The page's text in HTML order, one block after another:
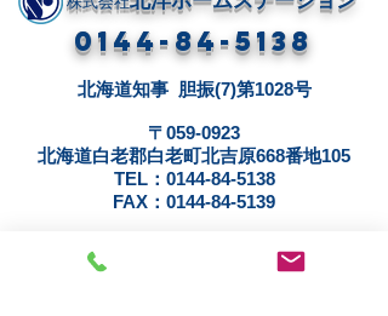
0144-84-5138
北海道知事 胆振(7)第1028号
〒059-0923
北海道白老郡白老町北吉原668番地105
TEL：0144-84-5138
FAX：0144-84-5139
個人情報の取り扱いについて